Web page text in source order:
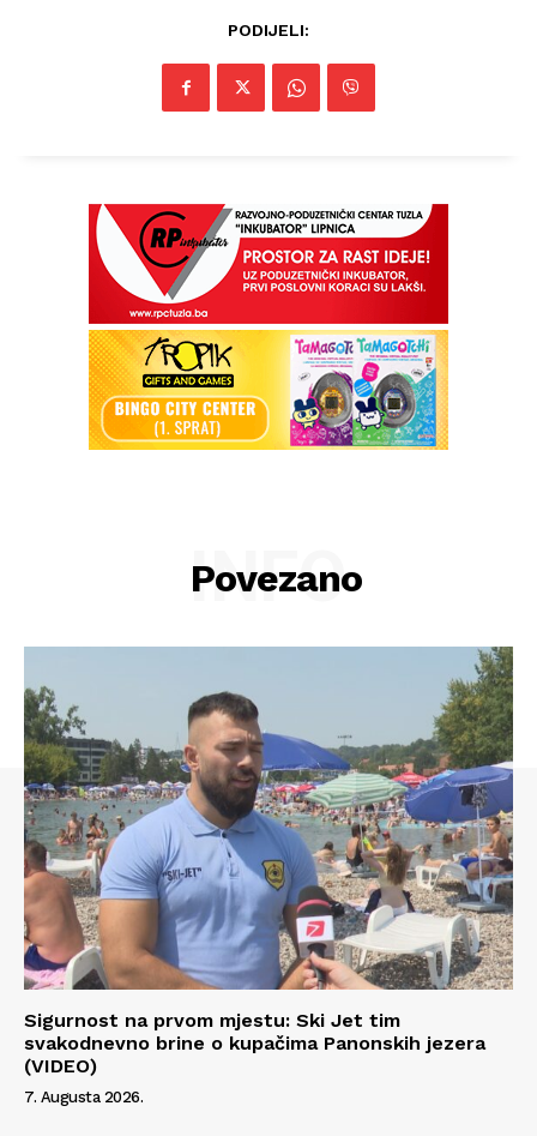
PODIJELI:
Povezano
INFO
Sigurnost na prvom mjestu: Ski Jet tim
svakodnevno brine o kupačima Panonskih jezera
(VIDEO)
7. Augusta 2026.